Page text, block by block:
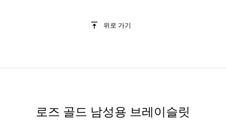
위로 가기
로즈 골드 남성용 브레이슬릿